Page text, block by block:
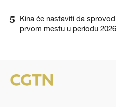
5
Kina će nastaviti da
prvom mestu u periodu